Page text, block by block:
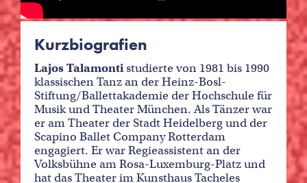
Kurzbiografien
Lajos Talamontistudierte von 1981 bis 1990
klassischen Tanz an der Heinz-Bosl-
Stiftung/Ballettakademie der Hochschule für
Musik und Theater München. Als Tänzer war
er am Theater der Stadt Heidelberg und der
Scapino Ballet Company Rotterdam
engagiert. Er war Regieassistent an der
Volksbühne am Rosa-Luxemburg-Platz und
hat das Theater im Kunsthaus Tacheles